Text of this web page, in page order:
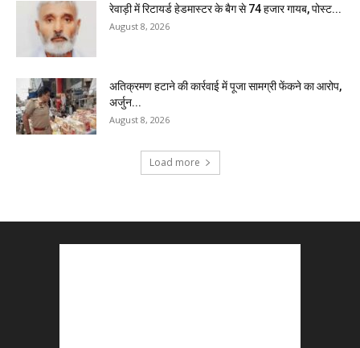
रेवाड़ी में रिटायर्ड हेडमास्टर के बैग से ₹74 हजार गायब, पोस्ट...
August 8, 2026
अतिक्रमण हटाने की कार्रवाई में पूजा सामग्री फेंकने का आरोप,
अर्जुन...
August 8, 2026
Load more